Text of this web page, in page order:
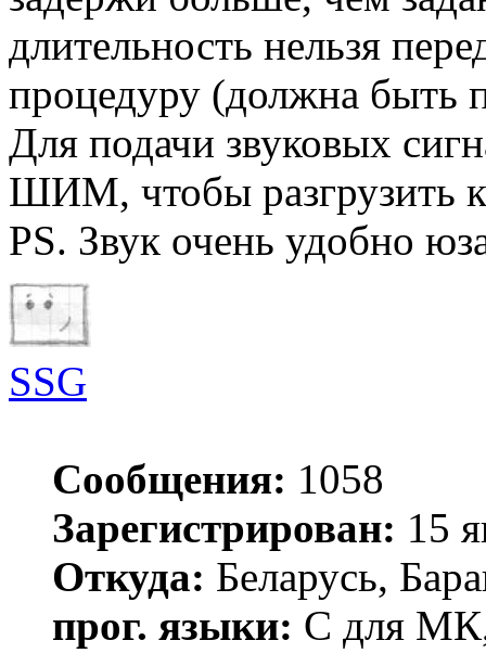
длительность нельзя
процедуру (должна быть
Для подачи звуковых
ШИМ, чтобы разгрузить
PS. Звук очень удобно
SSG
Сообщения: 1058
Зарегистрирован: 15
Откуда: Беларусь,
прог. языки: С для